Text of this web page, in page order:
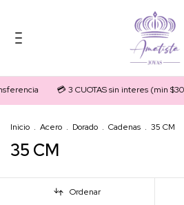
💳 3 CUOTAS sin interes (min $30.000)
Inicio . Acero . Dorado . Cadenas . 35 CM
35 CM
Ordenar